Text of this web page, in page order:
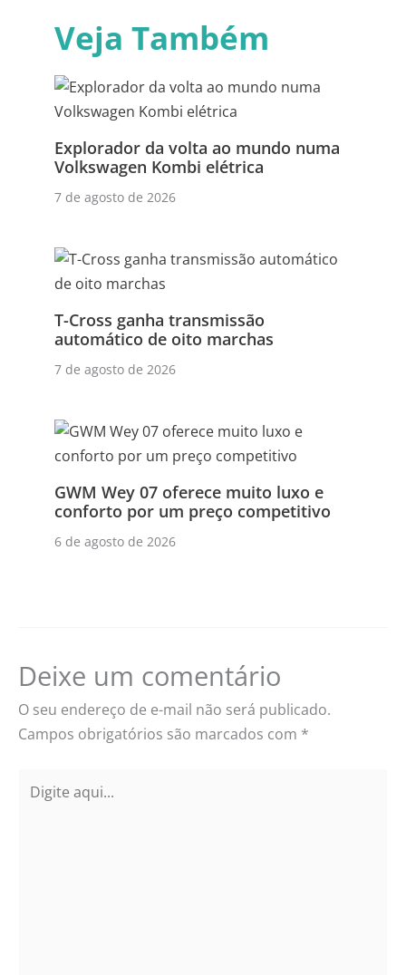
Veja Também
Explorador da volta ao mundo numa
Volkswagen Kombi elétrica
7 de agosto de 2026
T-Cross ganha transmissão
automático de oito marchas
7 de agosto de 2026
GWM Wey 07 oferece muito luxo e
conforto por um preço competitivo
6 de agosto de 2026
Deixe um comentário
O seu endereço de e-mail não será publicado.
Campos obrigatórios são marcados com *
aqui...